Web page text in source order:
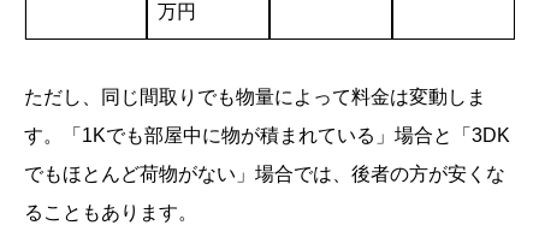
万円
ただし、同じ間取りでも物量によって料金は変動しま
す。「1Kでも部屋中に物が積まれている」場合と「3DK
でもほとんど荷物がない」場合では、後者の方が安くな
ることもあります。